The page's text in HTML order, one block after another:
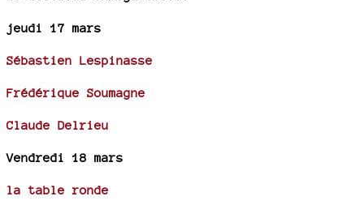
jeudi 17 mars
Sébastien Lespinasse
Frédérique Soumagne
Claude Delrieu
Vendredi 18 mars
la table ronde